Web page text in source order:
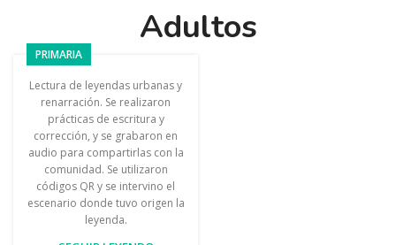
Adultos
PRIMARIA
Lectura de leyendas urbanas y
renarración. Se realizaron
prácticas de escritura y
corrección, y se grabaron en
audio para compartirlas con la
comunidad. Se utilizaron
códigos QR y se intervino el
escenario donde tuvo origen la
leyenda.